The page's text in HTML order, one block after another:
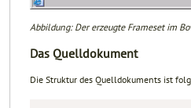
Abbildung: Der erzeugte Frameset im
Das Quelldokument
Die Struktur des Quelldokuments ist